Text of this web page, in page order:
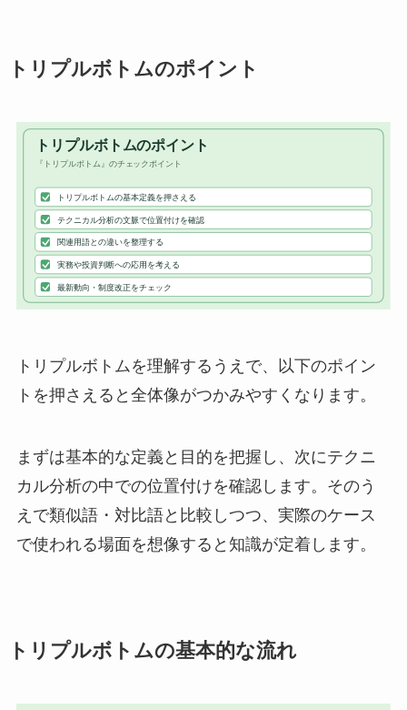
トリプルボトムのポイント
トリプルボトムを理解するうえで、以下のポイン
トを押さえると全体像がつかみやすくなります。
まずは基本的な定義と目的を把握し、次にテクニ
カル分析の中での位置付けを確認します。そのう
えで類似語・対比語と比較しつつ、実際のケース
で使われる場面を想像すると知識が定着します。
トリプルボトムの基本的な流れ